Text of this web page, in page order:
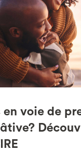
en voie de